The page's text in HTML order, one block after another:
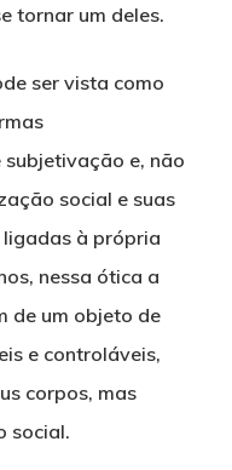
tornar um deles.
ser vista como
e, não
social e suas
à própria
nessa ótica a
de um objeto de
e controláveis,
corpos, mas
social.